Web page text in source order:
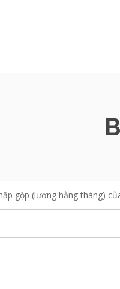
gộp (lương hằng tháng)